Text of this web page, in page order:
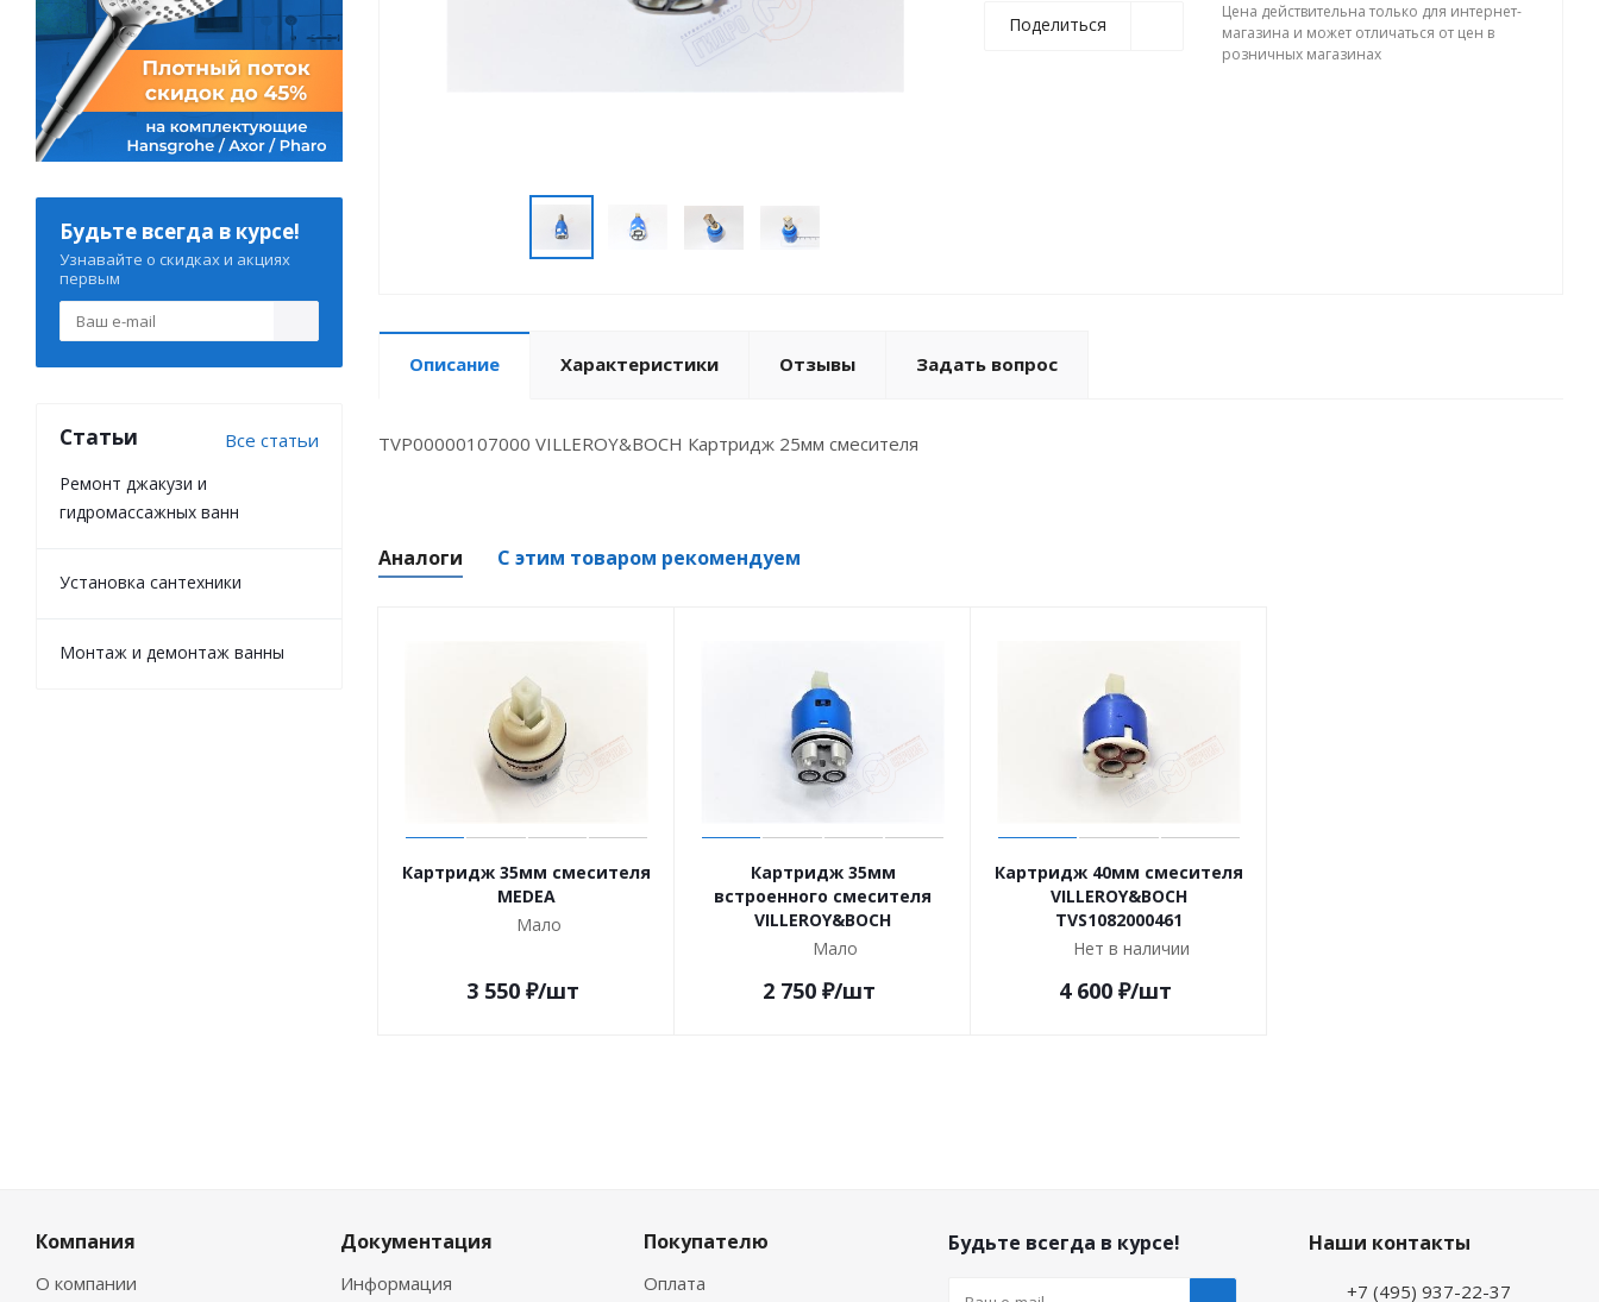
Поделиться
Цена действительна только для интернет-
магазина и может отличаться от цен в
розничных магазинах
Описание Характеристики Отзывы Задать вопрос
TVP00000107000 VILLEROY&BOCH Картридж 25мм смесителя
Аналоги С этим товаром рекомендуем
Картридж 35мм смесителя
MEDEA
Мало
3 550₽/шт
Картридж 35мм
встроенного смесителя
VILLEROY&BOCH
Мало
2 750₽/шт
Картридж 40мм смесителя
VILLEROY&BOCH
TVS1082000461
Нет в наличии
4 600₽/шт
Будьте всегда в курсе!
Узнавайте о скидках и акциях
первым
Статьи Все статьи
Ремонт джакузи и
гидромассажных ванн
Установка сантехники
Монтаж и демонтаж ванны
Компания
О компании
Документация
Информация
Покупателю
Оплата
Будьте всегда в курсе! Наши контакты
+7 (495) 937-22-37